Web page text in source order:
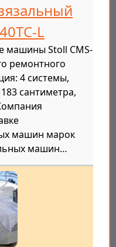
L
машины Stoll CMS-
ремонтного
4 системы,
сантиметра,
машин марок
машин…